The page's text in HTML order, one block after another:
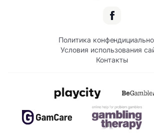
Политика
Условия использования
Контакты